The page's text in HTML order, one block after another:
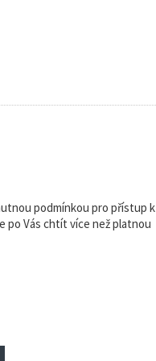
podmínkou pro přístup k
po Vás chtít více než platnou